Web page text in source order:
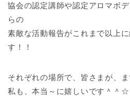
協会の認定講師や認定アロマボ
らの
素敵な活動報告がこれまで以上
す！！
それぞれの場所で、皆さまが、ま
私も、本当～に嬉しいです＾＾☆